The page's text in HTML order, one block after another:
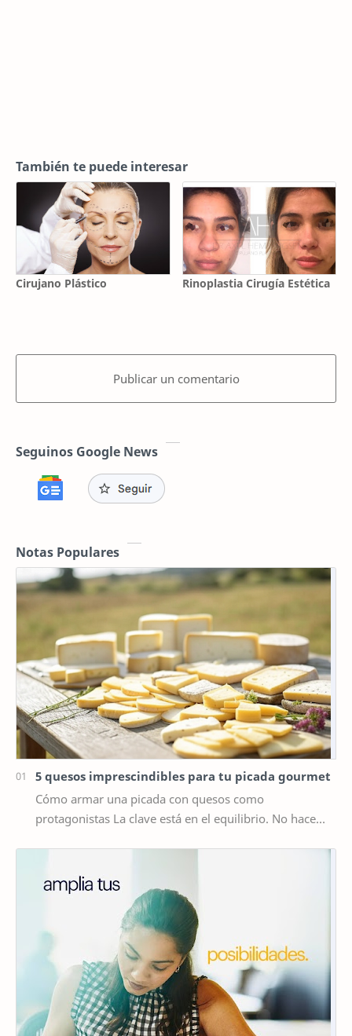
También te puede interesar
Cirujano Plástico Rinoplastia Cirugía Estética
Publicar un comentario
Seguinos Google News
Notas Populares
5 quesos imprescindibles para tu picada gourmet
Cómo armar una picada con quesos como
protagonistas La clave está en el equilibrio. No hace